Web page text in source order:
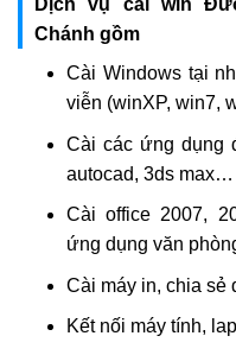
Dịch vụ cài win
Chánh gồm
Cài Windows tại
viễn (winXP, win7,
Cài các ứng dụng
autocad, 3ds max…
Cài office 2007,
ứng dụng văn
Cài máy in, chia sẻ
Kết nối máy tính,